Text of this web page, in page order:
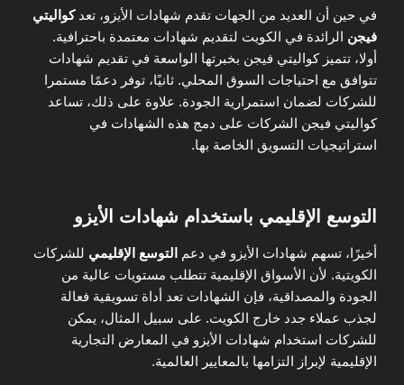
في حين أن العديد من الجهات تقدم شهادات الأيزو، تعدكواليتي
فيجن الرائدة في الكويت لتقديم شهادات معتمدة باحترافية.
أولا، تتميز كواليتي فيجن بخبرتها الواسعة في تقديم شهادات
تتوافق مع احتياجات السوق المحلي. ثانيًا، توفر دعمًا مستمرا
للشركات لضمان استمرارية الجودة. علاوة على ذلك، تساعد
كواليتي فيجن الشركات على دمج هذه الشهادات في
استراتيجيات التسويق الخاصة بها.
التوسع الإقليمي باستخدام شهادات الأيزو
أخيرًا، تسهم شهادات الأيزو في دعم التوسع الإقليمي للشركات
الكويتية. لأن الأسواق الإقليمية تتطلب مستويات عالية من
الجودة والمصداقية، فإن الشهادات تعد أداة تسويقية فعالة
لجذب عملاء جدد خارج الكويت. على سبيل المثال، يمكن
للشركات استخدام شهادات الأيزو في المعارض التجارية
الإقليمية لإبراز التزامها بالمعايير العالمية.